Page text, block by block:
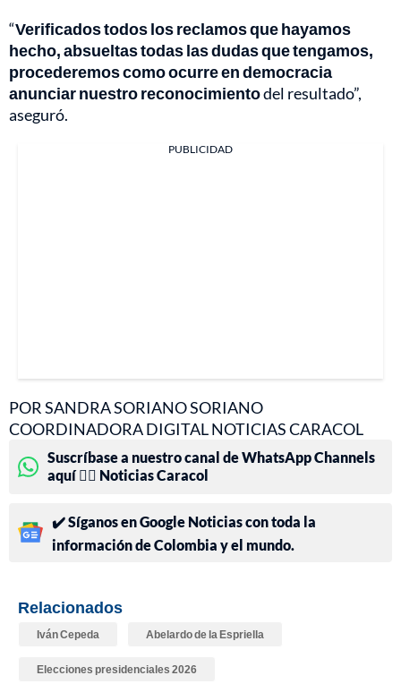
“Verificados todos los reclamos que hayamos
hecho, absueltas todas las dudas que tengamos,
procederemos como ocurre en democracia
anunciar nuestro reconocimientodel resultado”,
aseguró.
PUBLICIDAD
POR SANDRA SORIANO SORIANO
COORDINADORA DIGITAL NOTICIAS CARACOL
Suscríbase a nuestro canal de WhatsApp Channels
aquí 👉🏻 Noticias Caracol
✔️ Síganos en Google Noticias con toda la
información de Colombia y el mundo.
Relacionados
Iván Cepeda Abelardo de la Espriella
Elecciones presidenciales 2026